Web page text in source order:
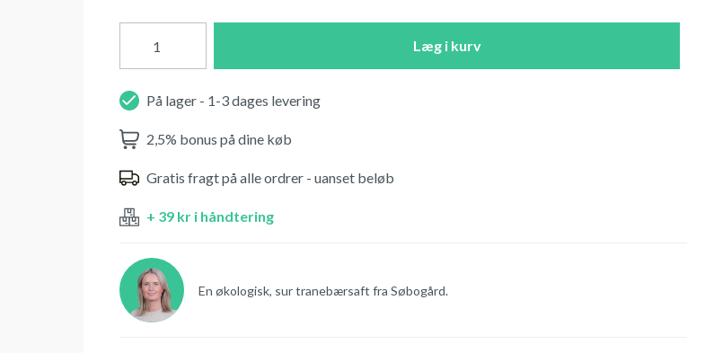
Læg i kurv
På lager - 1-3 dages levering
2,5% bonus på dine køb
Gratis fragt på alle ordrer - uanset beløb
+ 39 kr i håndtering
En økologisk, sur tranebærsaft fra Søbogård.